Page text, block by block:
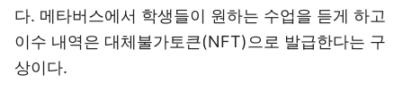
다. 메타버스에서 학생들이 원하는 수업을 듣게 하고
이수 내역은 대체불가토큰(NFT)으로 발급한다는 구
상이다.